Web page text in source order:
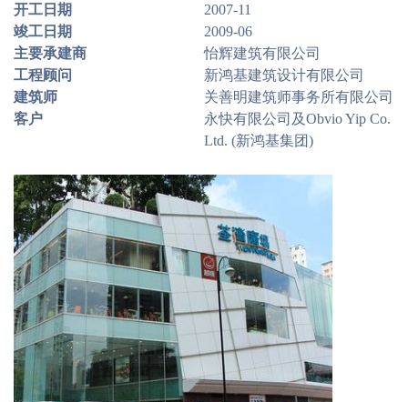
开工日期
2007-11
竣工日期
2009-06
主要承建商
怡辉建筑有限公司
工程顾问
新鸿基建筑设计有限公司
建筑师
关善明建筑师事务所有限公司
客户
永快有限公司及Obvio Yip Co.
Ltd. (新鸿基集团)